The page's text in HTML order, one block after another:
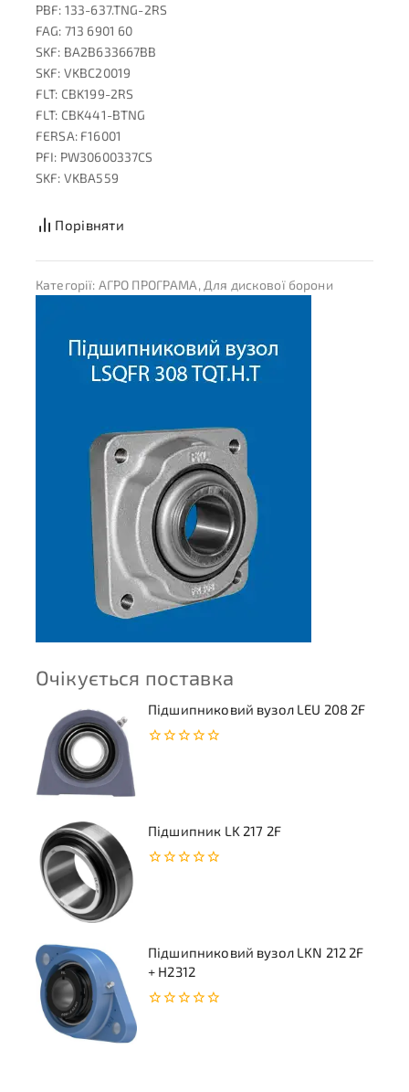
Очікується поставка
Підшипниковий вузол LEU 208 2F
Підшипник LK 217 2F
Підшипниковий вузол LKN 212 2F
+ H2312
PBF: 133-637.TNG-2RS
FAG: 713 6901 60
SKF: BA2B633667BB
SKF: VKBC20019
FLT: CBK199-2RS
FLT: CBK441-BTNG
FERSA: F16001
PFI: PW30600337CS
SKF: VKBA559
Порівняти
Категорії: АГРО ПРОГРАМА, Для дискової борони